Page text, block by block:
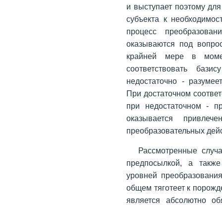
и выступает поэтому
субъекта к
процесс
оказываются под
крайней мере в
соответствовать
недостаточно -
При достаточном
при недостаточном -
оказывается
преобразовательных
Рассмотренные
предпосылкой, а
уровней
общем тяготеет к
является абсолютно